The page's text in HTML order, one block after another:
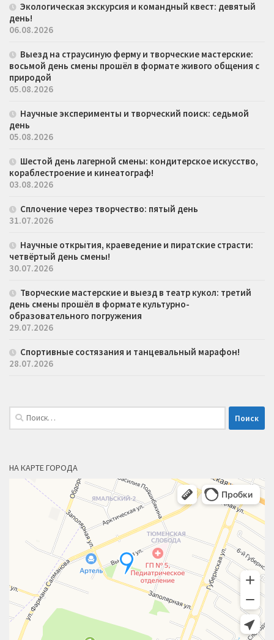
Экологическая экскурсия и командный квест: девятый
день!
06.08.2026
Выезд на страусиную ферму и творческие мастерские:
восьмой день смены прошёл в формате живого общения с
природой
05.08.2026
Научные эксперименты и творческий поиск: седьмой
день
05.08.2026
Шестой день лагерной смены: кондитерское искусство,
кораблестроение и кинеатограф!
03.08.2026
Сплочение через творчество: пятый день
31.07.2026
Научные открытия, краеведение и пиратские страсти:
четвёртый день смены!
30.07.2026
Творческие мастерские и выезд в театр кукол: третий
день смены прошёл в формате культурно-
образовательного погружения
29.07.2026
Спортивные состязания и танцевальный марафон!
28.07.2026
Найти:
НА КАРТЕ ГОРОДА